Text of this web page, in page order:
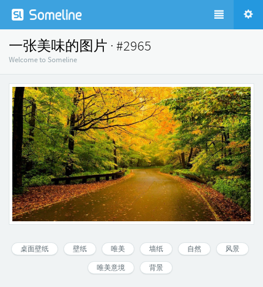
一张美味的图片 · #2965
Welcome to Someline
桌面壁纸 壁纸 唯美 墙纸 自然 风景
唯美意境 背景